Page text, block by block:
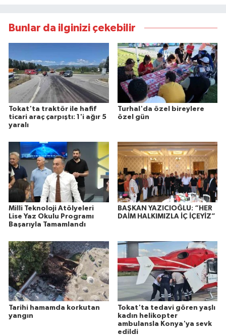
Bunlar da ilginizi çekebilir
Tokat'ta traktör ile hafif
ticari araç çarpıştı: 1'i ağır 5
yaralı
Turhal'da özel bireylere
özel gün
Milli Teknoloji Atölyeleri
Lise Yaz Okulu Programı
Başarıyla Tamamlandı
BAŞKAN YAZICIOĞLU: “HER
DAİM HALKIMIZLA İÇ İÇEYİZ”
Tarihi hamamda korkutan
yangın
Tokat'ta tedavi gören yaşlı
kadın helikopter
ambulansla Konya'ya sevk
edildi